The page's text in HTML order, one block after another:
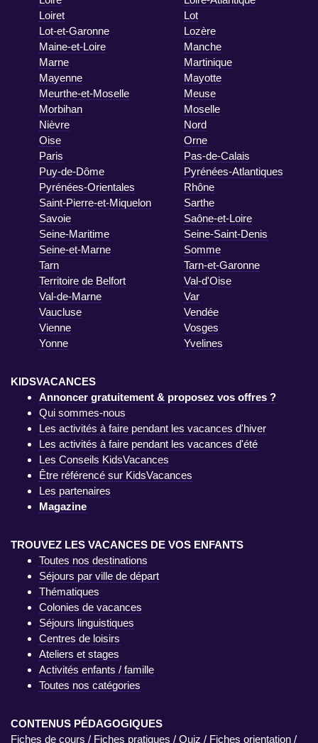
Loiret
Lot
Lot-et-Garonne
Lozère
Maine-et-Loire
Manche
Marne
Martinique
Mayenne
Mayotte
Meurthe-et-Moselle
Meuse
Morbihan
Moselle
Nièvre
Nord
Oise
Orne
Paris
Pas-de-Calais
Puy-de-Dôme
Pyrénées-Atlantiques
Pyrénées-Orientales
Rhône
Saint-Pierre-et-Miquelon
Sarthe
Savoie
Saône-et-Loire
Seine-Maritime
Seine-Saint-Denis
Seine-et-Marne
Somme
Tarn
Tarn-et-Garonne
Territoire de Belfort
Val-d'Oise
Val-de-Marne
Var
Vaucluse
Vendée
Vienne
Vosges
Yonne
Yvelines
KIDSVACANCES
Annoncer gratuitement & proposez vos offres ?
Qui sommes-nous
Les activités à faire pendant les vacances d'hiver
Les activités à faire pendant les vacances d'été
Les Conseils KidsVacances
Être référencé sur KidsVacances
Les partenaires
Magazine
TROUVEZ LES VACANCES DE VOS ENFANTS
Toutes nos destinations
Séjours par ville de départ
Thématiques
Colonies de vacances
Séjours linguistiques
Centres de loisirs
Ateliers et stages
Activités enfants / famille
Toutes nos catégories
CONTENUS PÉDAGOGIQUES
Fiches de cours / Fiches pratiques / Quiz / Fiches orientation /